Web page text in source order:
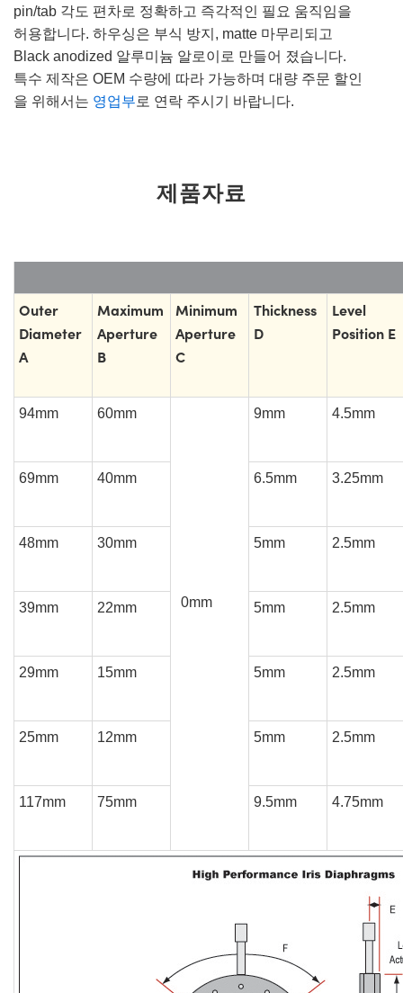
pin/tab 각도 편차로 정확하고 즉각적인 필요 움직임을
허용합니다. 하우싱은 부식 방지, matte 마무리되고
Black anodized 알루미늄 알로이로 만들어 졌습니다.
특수 제작은 OEM 수량에 따라 가능하며 대량 주문 할인
을 위해서는 영업부 로 연락 주시기 바랍니다.
제품자료
Outer
Diameter
A
Maximum
Aperture
B
Minimum
Aperture
C
Thickness
D
Level
Position E
94mm 60mm
0mm
9mm 4.5mm
69mm 40mm 6.5mm 3.25mm
48mm 30mm 5mm 2.5mm
39mm 22mm 5mm 2.5mm
29mm 15mm 5mm 2.5mm
25mm 12mm 5mm 2.5mm
117mm 75mm 9.5mm 4.75mm